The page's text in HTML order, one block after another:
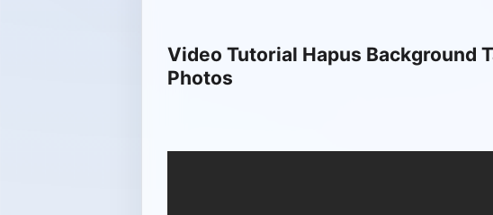
Video Tutorial Hapus Background
Photos